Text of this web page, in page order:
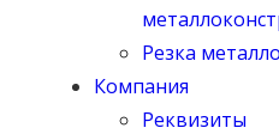
Резка
Компания
Реквизиты